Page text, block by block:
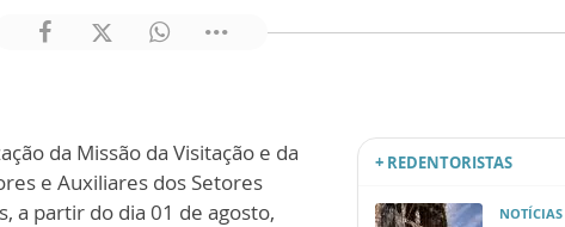
da Missão da Visitação e da
e Auxiliares dos Setores
a partir do dia 01 de agosto,
+ REDENTORISTAS
NOTÍCIAS